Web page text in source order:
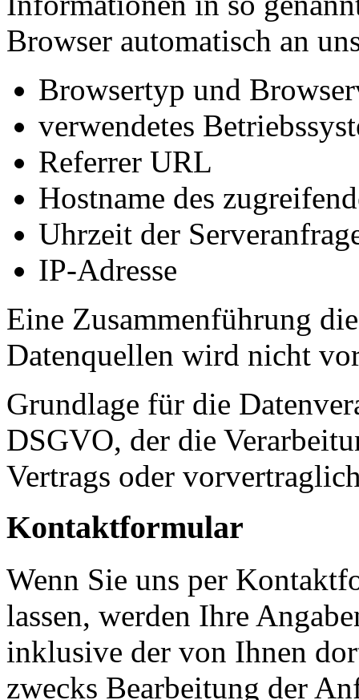
Browser automatisch an
Browsertyp und
verwendetes
Referrer URL
Hostname des
Uhrzeit der
IP-Adresse
Eine Zusammenführung
Datenquellen wird nicht
Grundlage für die
DSGVO, der die
Vertrags oder
Kontaktformular
Wenn Sie uns per
lassen, werden Ihre
inklusive der von Ihnen
zwecks Bearbeitung der